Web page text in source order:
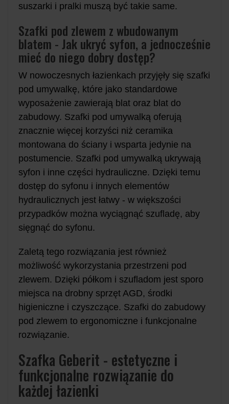
suszarki i pralki muszą być takie same.
Szafki pod zlewem z wbudowanym
blatem - Jak ukryć syfon, a jednocześnie
mieć do niego dobry dostęp?
W nowoczesnych łazienkach przyjęły się szafki
pod umywalkę, które jako standardowe
wyposażenie zawierają blat oraz blat do
zabudowy. Szafki pod umywalką oferują
znacznie więcej korzyści niż ceramika
montowana do ściany i wsparta jedynie na
postumencie. Szafki pod umywalką ukrywają
syfon i inne części hydrauliczne. Dzięki temu
dostęp do syfonu i innych elementów
hydraulicznych jest łatwy - w większości
przypadków można wyciągnąć szufladę, aby
sięgnąć do syfonu.
Zaletą tego rozwiązania jest również
możliwość wykorzystania przestrzeni pod
zlewem. Dzięki półkom i szufladom jest sporo
miejsca na drobny sprzęt AGD, środki
higieniczne i czyszczące. Szafki do zabudowy
pod zlewem to ergonomiczne i funkcjonalne
rozwiązanie.
Szafka Geberit - estetyczne i
funkcjonalne rozwiązanie do
każdej łazienki